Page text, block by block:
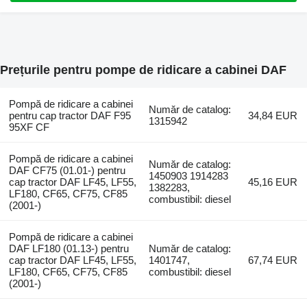
Prețurile pentru pompe de ridicare a cabinei DAF
Pompă de ridicare a cabinei
pentru cap tractor DAF F95
95XF CF
Număr de catalog:
1315942
34,84 EUR
Pompă de ridicare a cabinei
DAF CF75 (01.01-) pentru
cap tractor DAF LF45, LF55,
LF180, CF65, CF75, CF85
(2001-)
Număr de catalog:
1450903 1914283
1382283,
combustibil: diesel
45,16 EUR
Pompă de ridicare a cabinei
DAF LF180 (01.13-) pentru
cap tractor DAF LF45, LF55,
LF180, CF65, CF75, CF85
(2001-)
Număr de catalog:
1401747,
combustibil: diesel
67,74 EUR